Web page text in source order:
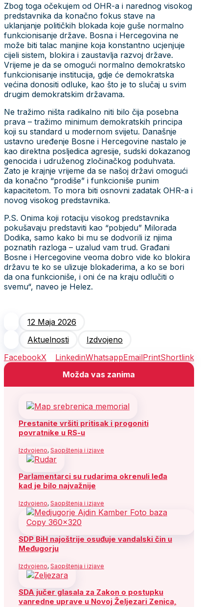
Zbog toga očekujem od OHR-a i narednog visokog
predstavnika da konačno fokus stave na
uklanjanje političkih blokada koje guše normalno
funkcionisanje države. Bosna i Hercegovina ne
može biti talac manjine koja konstantno ucjenjuje
cijeli sistem, blokira i zaustavlja razvoj države.
Vrijeme je da se omogući normalno demokratsko
funkcionisanje institucija, gdje će demokratska
većina donositi odluke, kao što je to slučaj u svim
drugim demokratskim državama.
Ne tražimo ništa radikalno niti bilo čija posebna
prava – tražimo minimum demokratskih principa
koji su standard u modernom svijetu. Današnje
ustavno uređenje Bosne i Hercegovine nastalo je
kao direktna posljedica agresije, sudski dokazanog
genocida i udruženog zločinačkog poduhvata.
Zato je krajnje vrijeme da se našoj državi omogući
da konačno “prodiše” i funkcioniše punim
kapacitetom. To mora biti osnovni zadatak OHR-a i
novog visokog predstavnika.
P.S. Onima koji rotaciju visokog predstavnika
pokušavaju predstaviti kao “pobjedu” Milorada
Dodika, samo kako bi mu se dodvorili iz njima
poznatih razloga – uzalud vam trud. Građani
Bosne i Hercegovine veoma dobro vide ko blokira
državu te ko se ulizuje blokaderima, a ko se bori
da ona funkcioniše, i oni će na kraju odlučiti o
svemu“, naveo je Helez.
12 Maja 2026
Aktuelnosti
Izdvojeno
FacebookX LinkedinWhatsappEmailPrintShortlink
Možda vas zanima
Prestanite vršiti pritisak i progoniti
povratnike u RS-u
Izdvojeno, Saopštenja i izjave
Parlamentarci su rudarima okrenuli leđa
kad je bilo najvažnije
Izdvojeno, Saopštenja i izjave
SDP BiH najoštrije osuđuje vandalski čin u
Međugorju
Izdvojeno, Saopštenja i izjave
SDA jučer glasala za Zakon o postupku
vanredne uprave u Novoj Željezari Zenica,